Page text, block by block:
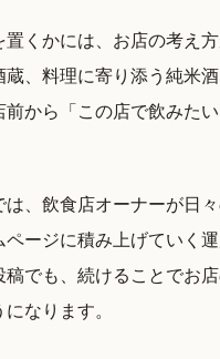
置くかには、お店の考え
、料理に寄り添う純米
前から「この店で飲みた
は、飲食店オーナーが日
ページに積み上げていく
稿でも、続けることでお
なります。